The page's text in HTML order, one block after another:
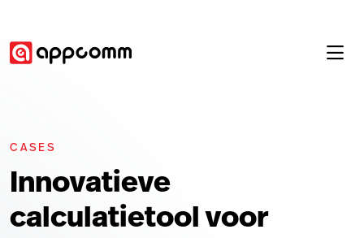
CASES
Innovatieve
calculatietool voor